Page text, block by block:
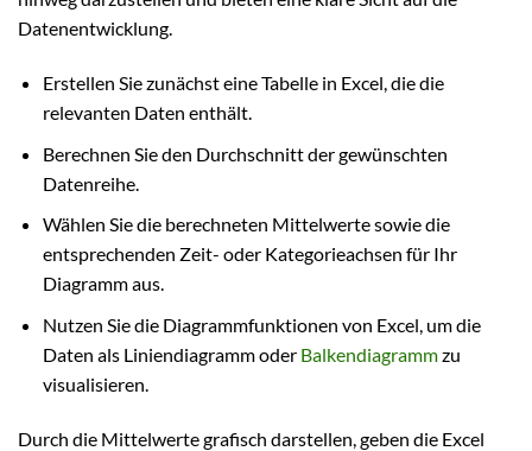
Datenentwicklung.
Erstellen Sie zunächst eine Tabelle in Excel, die die
relevanten Daten enthält.
Berechnen Sie den Durchschnitt der gewünschten
Datenreihe.
Wählen Sie die berechneten Mittelwerte sowie die
entsprechenden Zeit- oder Kategorieachsen für Ihr
Diagramm aus.
Nutzen Sie die Diagrammfunktionen von Excel, um die
Daten als Liniendiagramm oder Balkendiagrammzu
visualisieren.
Durch die Mittelwerte grafisch darstellen, geben die Excel